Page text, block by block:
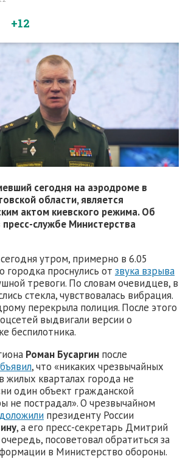
+12
сегодня на аэродроме в
области, является
актом киевского режима. Об
пресс-службе Министерства
утром, примерно в 6.05
городка проснулись от звука взрыва
тревоги. По словам очевидцев, в
стекла, чувствовалась вибрация.
перекрыла полиция. После этого
выдвигали версии о
беспилотника.
Роман Бусаргин после
, что «никаких чрезвычайных
жилых кварталах города не
один объект гражданской
не пострадал». О чрезвычайном
доложили президенту России
, а его пресс-секретарь Дмитрий
посоветовал обратиться за
в Министерство обороны.